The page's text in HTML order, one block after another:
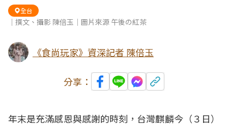
全台
｜撰文、攝影 陳倍玉｜圖片來源 午後の紅茶
《食尚玩家》資深記者 陳倍玉
分享：
年末是充滿感恩與感謝的時刻，台灣麒麟今（３日）